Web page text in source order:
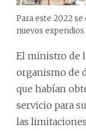
Para este 2022
nuevos
El ministro de
organismo de
que habían
servicio para
las